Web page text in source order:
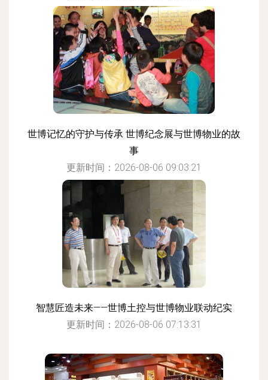
世博记忆的守护与传承 世博纪念展与世博物业的故
事
更新时间：2026-08-06 09:03:21
智慧匠造未来——世博土控与世博物业联动纪实
更新时间：2026-08-06 07:13:31